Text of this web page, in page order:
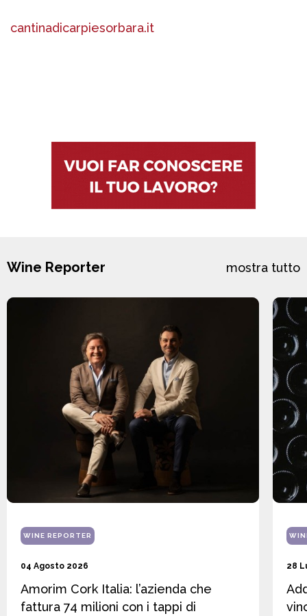
cantinadicarpiesorbara.it
Wine Reporter mostra tutto
WINE REPORTER
04 Agosto 2026
Amorim Cork Italia: l’azienda che
fattura 74 milioni con i tappi di
28